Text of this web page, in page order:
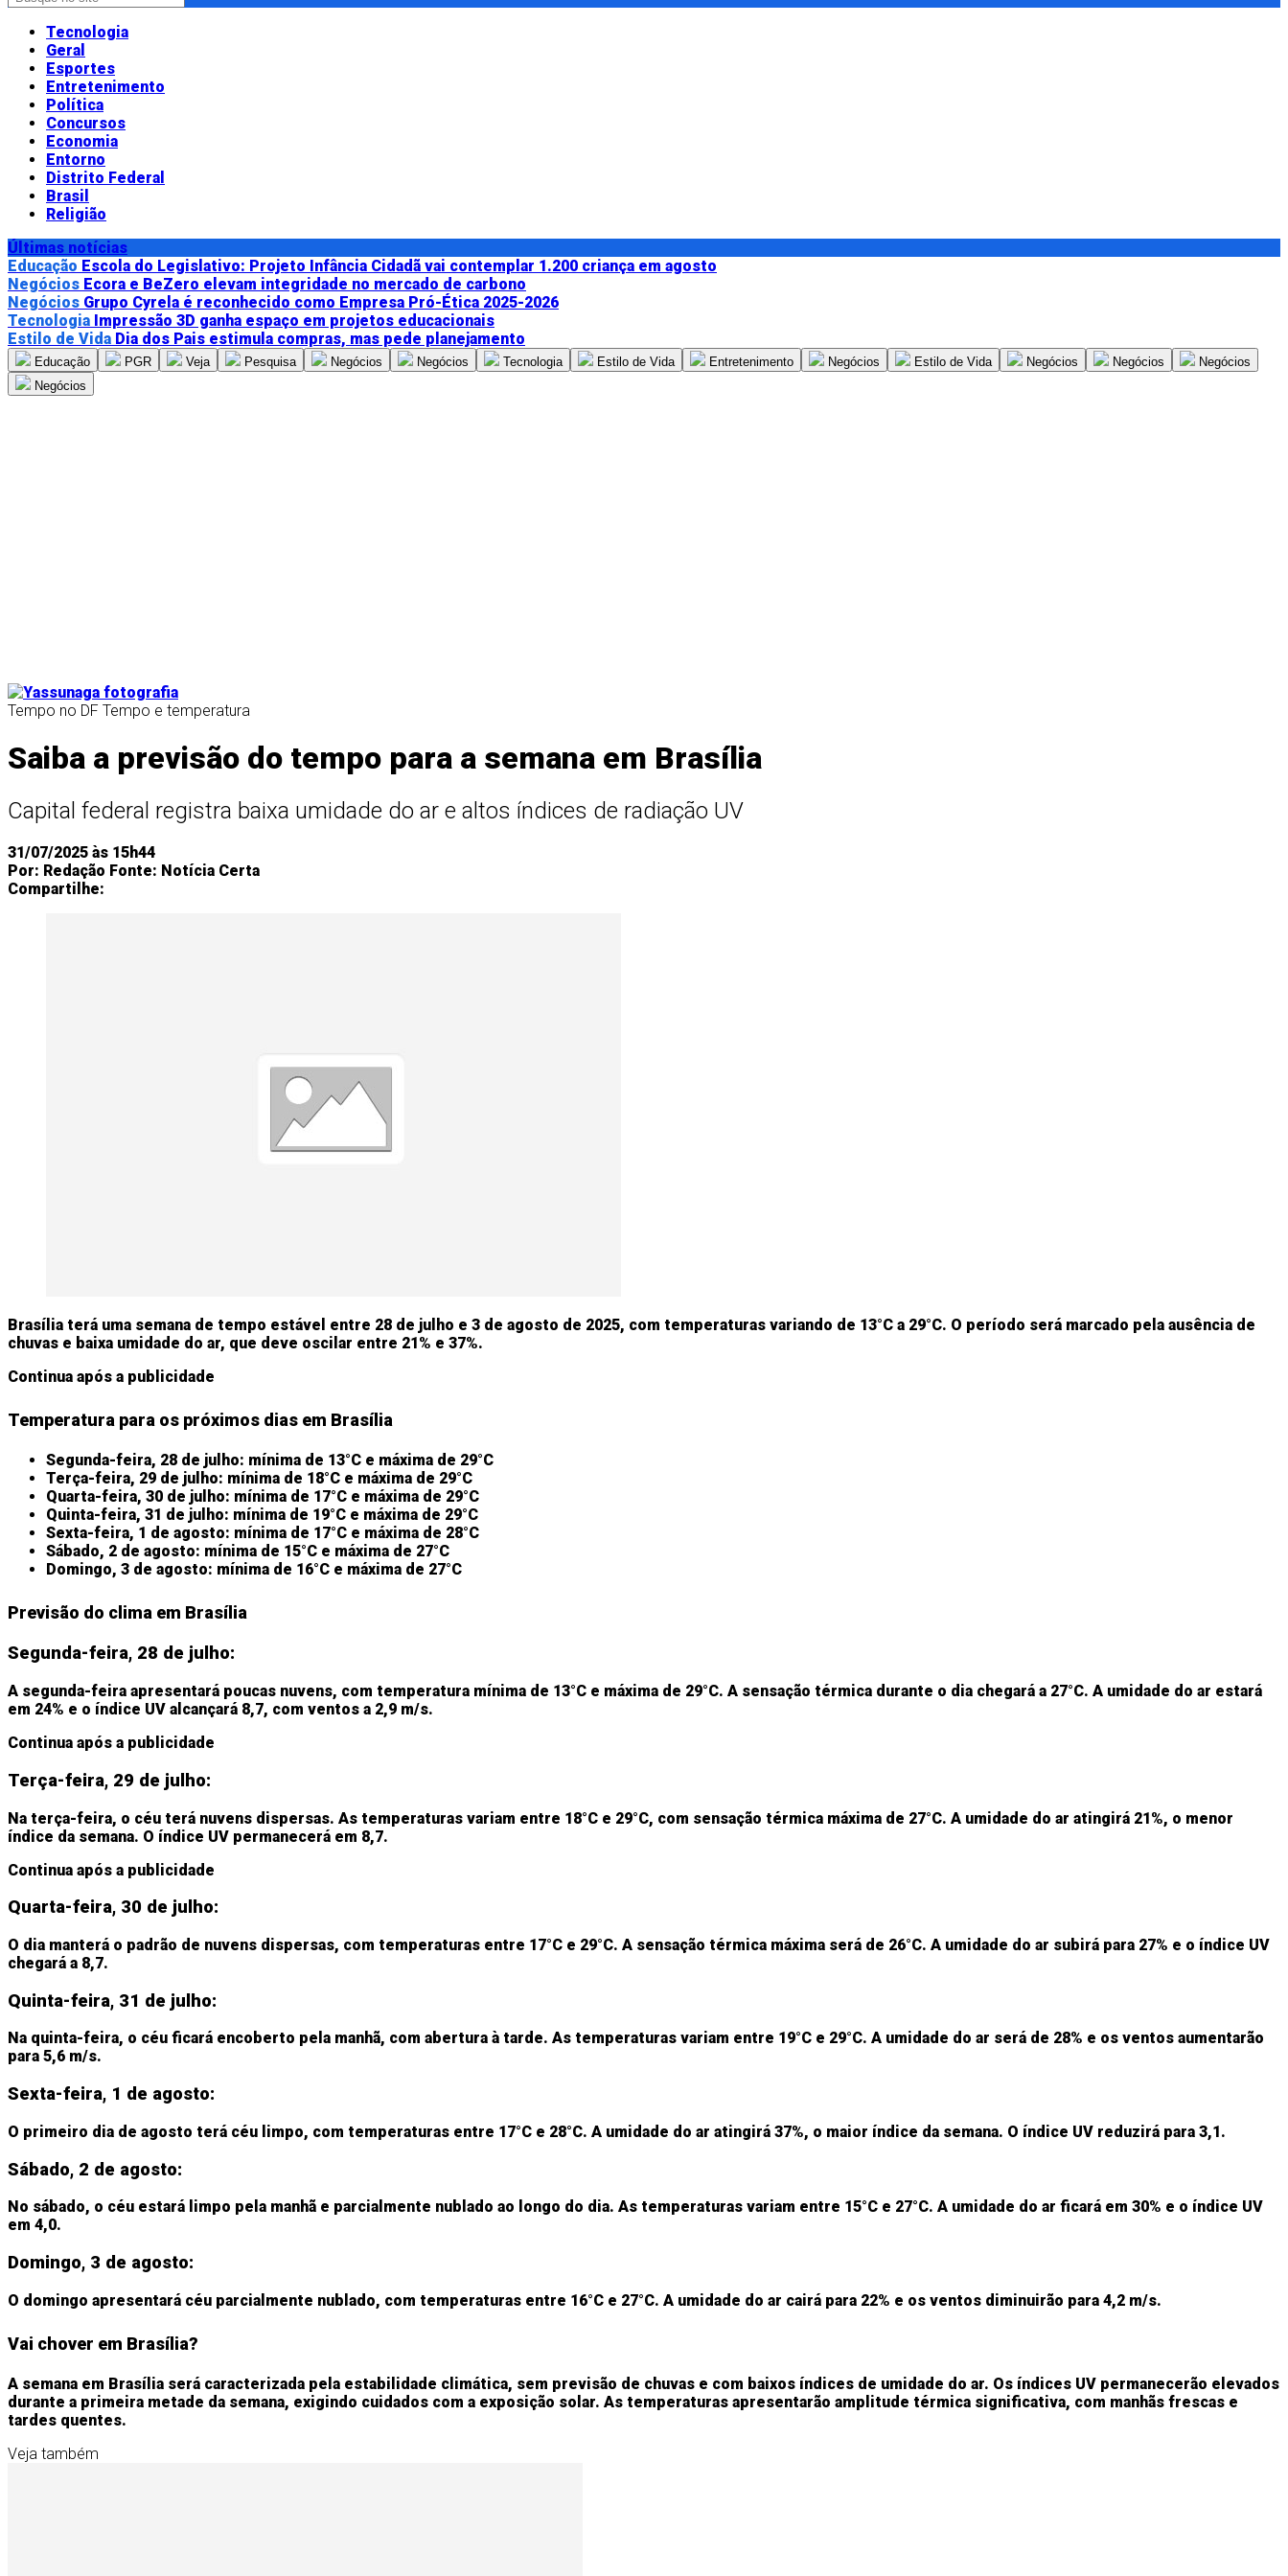
Tecnologia
Geral
Esportes
Entretenimento
Política
Concursos
Economia
Entorno
Distrito Federal
Brasil
Religião
Últimas notícias
Educação Escola do Legislativo: Projeto Infância Cidadã vai contemplar 1.200 criança em agosto
Negócios Ecora e BeZero elevam integridade no mercado de carbono
Negócios Grupo Cyrela é reconhecido como Empresa Pró-Ética 2025-2026
Tecnologia Impressão 3D ganha espaço em projetos educacionais
Estilo de Vida Dia dos Pais estimula compras, mas pede planejamento
Educação PGR Veja Pesquisa Negócios Negócios Tecnologia Estilo de Vida Entretenimento Negócios Estilo de Vida Negócios Negócios
Negócios
Negócios
Tempo no DF Tempo e temperatura
Saiba a previsão do tempo para a semana em Brasília
Capital federal registra baixa umidade do ar e altos índices de radiação UV
31/07/2025 às 15h44
Por: Redação Fonte: Notícia Certa
Compartilhe:
Brasília terá uma semana de tempo estável entre 28 de julho e 3 de agosto de 2025, com temperaturas variando de 13°C a 29°C. O período será marcado pela ausência de
chuvas e baixa umidade do ar, que deve oscilar entre 21% e 37%.
Continua após a publicidade
Temperatura para os próximos dias em Brasília
Segunda-feira, 28 de julho: mínima de 13°C e máxima de 29°C
Terça-feira, 29 de julho: mínima de 18°C e máxima de 29°C
Quarta-feira, 30 de julho: mínima de 17°C e máxima de 29°C
Quinta-feira, 31 de julho: mínima de 19°C e máxima de 29°C
Sexta-feira, 1 de agosto: mínima de 17°C e máxima de 28°C
Sábado, 2 de agosto: mínima de 15°C e máxima de 27°C
Domingo, 3 de agosto: mínima de 16°C e máxima de 27°C
Previsão do clima em Brasília
Segunda-feira, 28 de julho:
A segunda-feira apresentará poucas nuvens, com temperatura mínima de 13°C e máxima de 29°C. A sensação térmica durante o dia chegará a 27°C. A umidade do ar estará
em 24% e o índice UV alcançará 8,7, com ventos a 2,9 m/s.
Continua após a publicidade
Terça-feira, 29 de julho:
Na terça-feira, o céu terá nuvens dispersas. As temperaturas variam entre 18°C e 29°C, com sensação térmica máxima de 27°C. A umidade do ar atingirá 21%, o menor
índice da semana. O índice UV permanecerá em 8,7.
Continua após a publicidade
Quarta-feira, 30 de julho:
O dia manterá o padrão de nuvens dispersas, com temperaturas entre 17°C e 29°C. A sensação térmica máxima será de 26°C. A umidade do ar subirá para 27% e o índice UV
chegará a 8,7.
Quinta-feira, 31 de julho:
Na quinta-feira, o céu ficará encoberto pela manhã, com abertura à tarde. As temperaturas variam entre 19°C e 29°C. A umidade do ar será de 28% e os ventos aumentarão
para 5,6 m/s.
Sexta-feira, 1 de agosto:
O primeiro dia de agosto terá céu limpo, com temperaturas entre 17°C e 28°C. A umidade do ar atingirá 37%, o maior índice da semana. O índice UV reduzirá para 3,1.
Sábado, 2 de agosto:
No sábado, o céu estará limpo pela manhã e parcialmente nublado ao longo do dia. As temperaturas variam entre 15°C e 27°C. A umidade do ar ficará em 30% e o índice UV
em 4,0.
Domingo, 3 de agosto:
O domingo apresentará céu parcialmente nublado, com temperaturas entre 16°C e 27°C. A umidade do ar cairá para 22% e os ventos diminuirão para 4,2 m/s.
Vai chover em Brasília?
A semana em Brasília será caracterizada pela estabilidade climática, sem previsão de chuvas e com baixos índices de umidade do ar. Os índices UV permanecerão elevados
durante a primeira metade da semana, exigindo cuidados com a exposição solar. As temperaturas apresentarão amplitude térmica significativa, com manhãs frescas e
tardes quentes.
Veja também